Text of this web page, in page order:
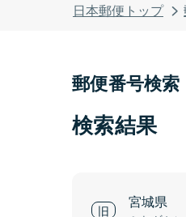
日本郵便トップ
郵便番号検索
検索結果
宮城県